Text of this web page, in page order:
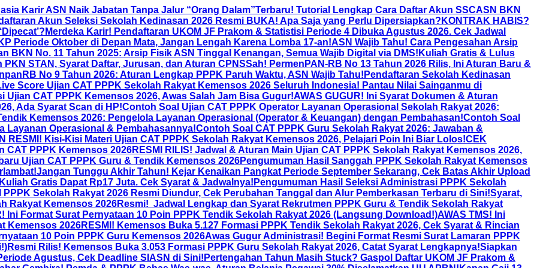
Karir ASN Naik Jabatan Tanpa Jalur “Orang Dalam”Terbaru! Tutorial Lengkap Cara Daftar Akun SSCASN BKN
Akun Seleksi Sekolah Kedinasan 2026 Resmi BUKA! Apa Saja yang Perlu Dipersiapkan? KONTRAK HABIS?
Merdeka Karir! Pendaftaran UKOM JF Prakom & Statistisi Periode 4 Dibuka Agustus 2026. Cek Jadwal
Periode Oktober di Depan Mata, Jangan Lengah Karena Lomba 17-an!ASN Wajib Tahu! Cara Pengesahan Arsip
BKN No. 11 Tahun 2025: Arsip Fisik ASN Tinggal Kenangan, Semua Wajib Digital via DMS! Kuliah Gratis & Lulus
STAN, Syarat Daftar, Jurusan, dan Aturan CPNSSah! PermenPAN-RB No 13 Tahun 2026 Rilis, Ini Aturan Baru &
No 9 Tahun 2026: Aturan Lengkap PPPK Paruh Waktu, ASN Wajib Tahu! Pendaftaran Sekolah Kedinasan
Score Ujian CAT PPPK Sekolah Rakyat Kemensos 2026 Seluruh Indonesia! Pantau Nilai Sainganmu di
CAT PPPK Kemensos 2026, Awas Salah Jam Bisa Gugur!AWAS GUGUR! Ini Syarat Dokumen & Aturan
Ada Syarat Scan di HP!Contoh Soal Ujian CAT PPPK Operator Layanan Operasional Sekolah Rakyat 2026:
Kemensos 2026: Pengelola Layanan Operasional (Operator & Keuangan) dengan Pembahasan!Contoh Soal
Layanan Operasional & Pembahasannya!Contoh Soal CAT PPPK Guru Sekolah Rakyat 2026: Jawaban &
RESMI! Kisi-Kisi Materi Ujian CAT PPPK Sekolah Rakyat Kemensos 2026, Pelajari Poin Ini Biar Lolos!CEK
CAT PPPK Kemensos 2026RESMI RILIS! Jadwal & Aturan Main Ujian CAT PPPK Sekolah Rakyat Kemensos 2026,
Ujian CAT PPPK Guru & Tendik Kemensos 2026Pengumuman Hasil Sanggah PPPK Sekolah Rakyat Kemensos
Jangan Tunggu Akhir Tahun! Kejar Kenaikan Pangkat Periode September Sekarang, Cek Batas Akhir Upload
Gratis Dapat Rp17 Juta. Cek Syarat & Jadwalnya! Pengumuman Hasil Seleksi Administrasi PPPK Sekolah
PPPK Sekolah Rakyat 2026 Resmi Diundur, Cek Perubahan Tanggal dan Alur Pemberkasan Terbaru di Sini!Syarat,
Rakyat Kemensos 2026Resmi! Jadwal Lengkap dan Syarat Rekrutmen PPPK Guru & Tendik Sekolah Rakyat
Ini Format Surat Pernyataan 10 Poin PPPK Tendik Sekolah Rakyat 2026 (Langsung Download!)AWAS TMS! Ini
Kemensos 2026RESMI! Kemensos Buka 5.127 Formasi PPPK Tendik Sekolah Rakyat 2026, Cek Syarat & Rincian
10 Poin PPPK Guru Kemensos 2026Awas Gugur Administrasi! Begini Format Resmi Surat Lamaran PPPK
Resmi Rilis! Kemensos Buka 3.053 Formasi PPPK Guru Sekolah Rakyat 2026, Catat Syarat Lengkapnya!Siapkan
Agustus, Cek Deadline SIASN di Sini! Pertengahan Tahun Masih Stuck? Gaspol Daftar UKOM JF Prakom &